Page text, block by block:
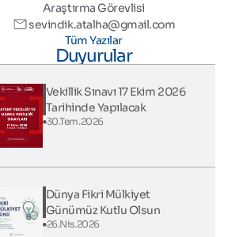
Araştırma Görevlisi
sevindik.atalha@gmail.com
Tüm Yazılar
Duyurular
Vekillik Sınavı 17 Ekim 2026
Tarihinde Yapılacak
30.Tem.2026
Dünya Fikri Mülkiyet
Günümüz Kutlu Olsun
26.Nis.2026